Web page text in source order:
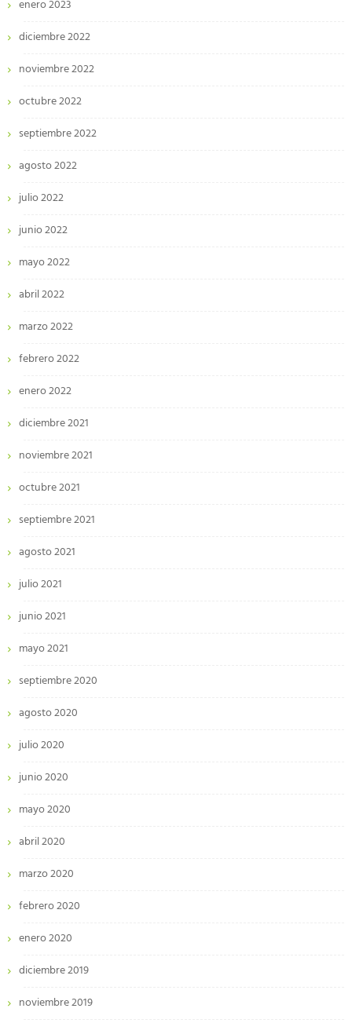
enero 2023
diciembre 2022
noviembre 2022
octubre 2022
septiembre 2022
agosto 2022
julio 2022
junio 2022
mayo 2022
abril 2022
marzo 2022
febrero 2022
enero 2022
diciembre 2021
noviembre 2021
octubre 2021
septiembre 2021
agosto 2021
julio 2021
junio 2021
mayo 2021
septiembre 2020
agosto 2020
julio 2020
junio 2020
mayo 2020
abril 2020
marzo 2020
febrero 2020
enero 2020
diciembre 2019
noviembre 2019